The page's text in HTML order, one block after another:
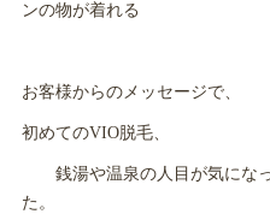
ンの物が着れる
お客様からのメッセージで、
初めてのVIO脱毛、
銭湯や温泉の人目が気になっ
た。